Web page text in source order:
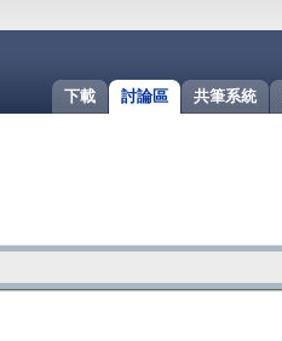
共筆系統
討論區
下載